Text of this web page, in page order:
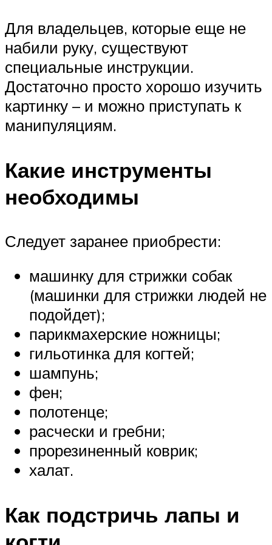
Для владельцев, которые еще не
набили руку, существуют
специальные инструкции.
Достаточно просто хорошо изучить
картинку – и можно приступать к
манипуляциям.
Какие инструменты
необходимы
Следует заранее приобрести:
машинку для стрижки собак
(машинки для стрижки людей не
подойдет);
парикмахерские ножницы;
гильотинка для когтей;
шампунь;
фен;
полотенце;
расчески и гребни;
прорезиненный коврик;
халат.
Как подстричь лапы и